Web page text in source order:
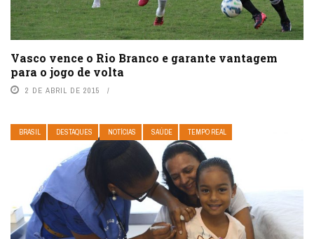
Vasco vence o Rio Branco e garante vantagem
para o jogo de volta
2 DE ABRIL DE 2015
BRASIL DESTAQUES NOTÍCIAS SAÚDE TEMPO REAL